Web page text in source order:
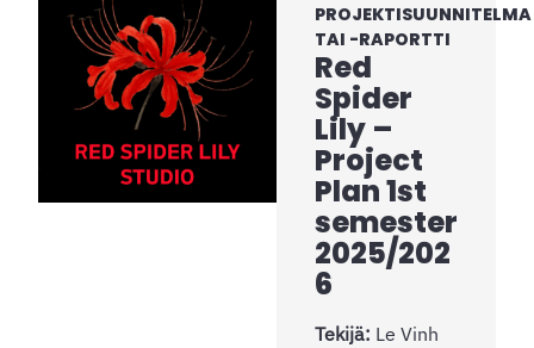
PROJEKTISUUNNITELMA
TAI -RAPORTTI
Red
Spider
Lily –
Project
Plan 1st
semester
2025/202
6
Tekijä: Le Vinh